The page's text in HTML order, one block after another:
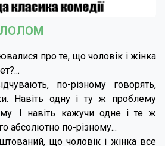
про те, що чоловік і жінка
по-різному говорять,
Навіть одну і ту ж проблему
І навіть кажучи одне і те ж
абсолютно по-різному...
що чоловік і жінка все